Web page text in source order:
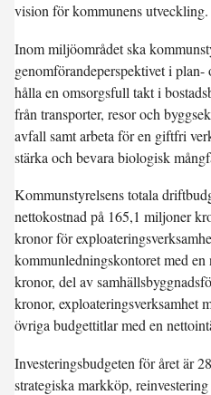
vision för kommunens utveckling.
Inom miljöområdet ska
genomförandeperspektivet i
hålla en omsorgsfull takt i
från transporter, resor och
avfall samt arbeta för en giftfri
stärka och bevara biologisk
Kommunstyrelsens totala
nettokostnad på 165,1 miljoner
kronor för
kommunledningskontoret med
kronor, del av
kronor, exploateringsverksamhet
övriga budgettitlar med en
Investeringsbudgeten för året är
strategiska markköp,